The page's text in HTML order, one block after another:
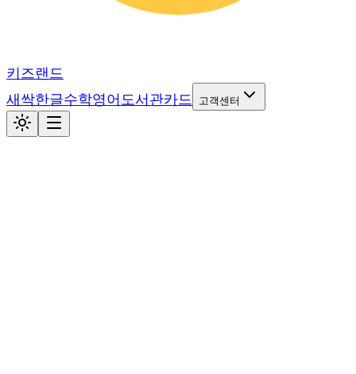
키즈랜드
새싹한글수학영어 도서관카드 고객센터